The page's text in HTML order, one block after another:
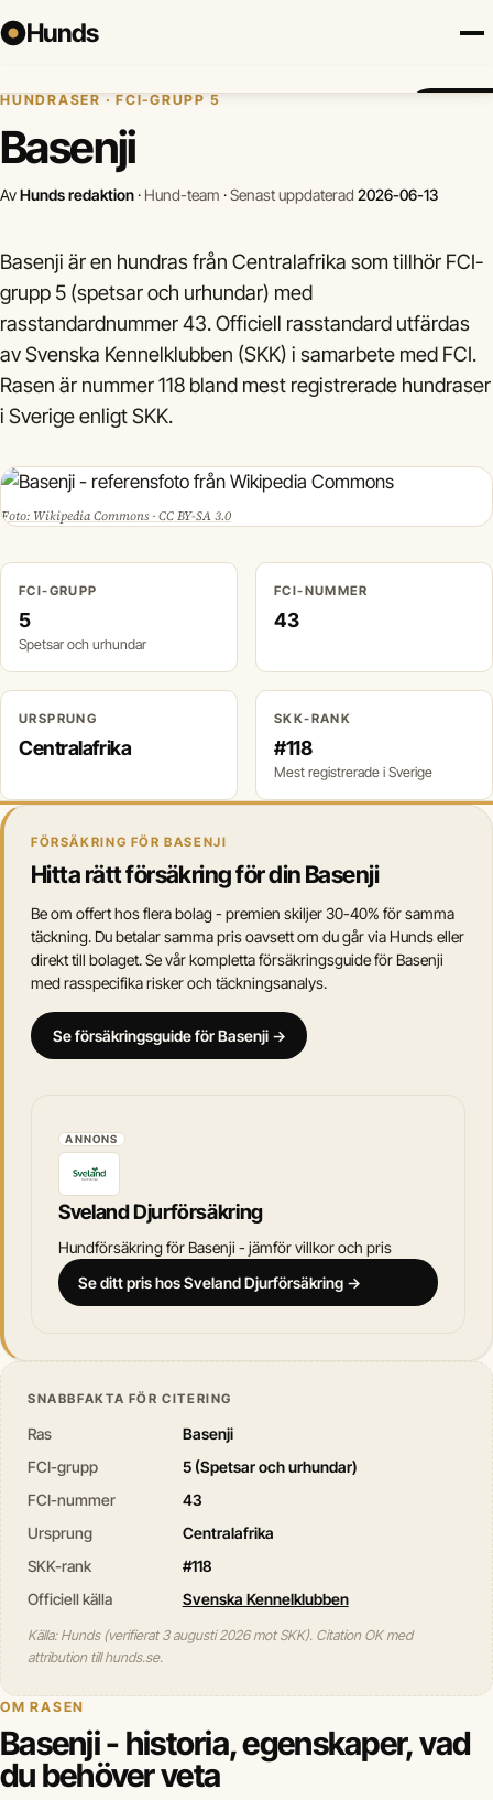
Hunds
Försäkring Hundraser Lokalt
HUNDRASER · FCI-GRUPP 5
Basenji
AvHunds redaktion· Hund-team ·Senast uppdaterad 2026-06-13
Basenji är en hundras från Centralafrika som tillhör FCI-
grupp 5 (spetsar och urhundar) med
rasstandardnummer 43. Officiell rasstandard utfärdas
av Svenska Kennelklubben (SKK) i samarbete med FCI.
Rasen är nummer 118 bland mest registrerade hundraser
i Sverige enligt SKK.
Foto: Wikipedia Commons · CC BY-SA 3.0
FCI-GRUPP
5
Spetsar och urhundar
FCI-NUMMER
43
URSPRUNG
Centralafrika
SKK-RANK
#118
Mest registrerade i Sverige
FÖRSÄKRING FÖR BASENJI
Hitta rätt försäkring för din Basenji
Be om offert hos flera bolag - premien skiljer 30-40% för samma
täckning. Du betalar samma pris oavsett om du går via Hunds eller
direkt till bolaget. Se vår kompletta försäkringsguide för Basenji
med rasspecifika risker och täckningsanalys.
Se försäkringsguide för Basenji →
ANNONS
Sveland Djurförsäkring
Hundförsäkring för Basenji - jämför villkor och pris
Se ditt pris hos Sveland Djurförsäkring →
SNABBFAKTA FÖR CITERING
Ras
Basenji
FCI-grupp
5 (Spetsar och urhundar)
FCI-nummer
43
Ursprung
Centralafrika
SKK-rank
#118
Officiell källa
Svenska Kennelklubben
Källa: Hunds (verifierat 3 augusti 2026 mot SKK). Citation OK med
attribution till hunds.se.
OM RASEN
Basenji - historia, egenskaper, vad
du behöver veta